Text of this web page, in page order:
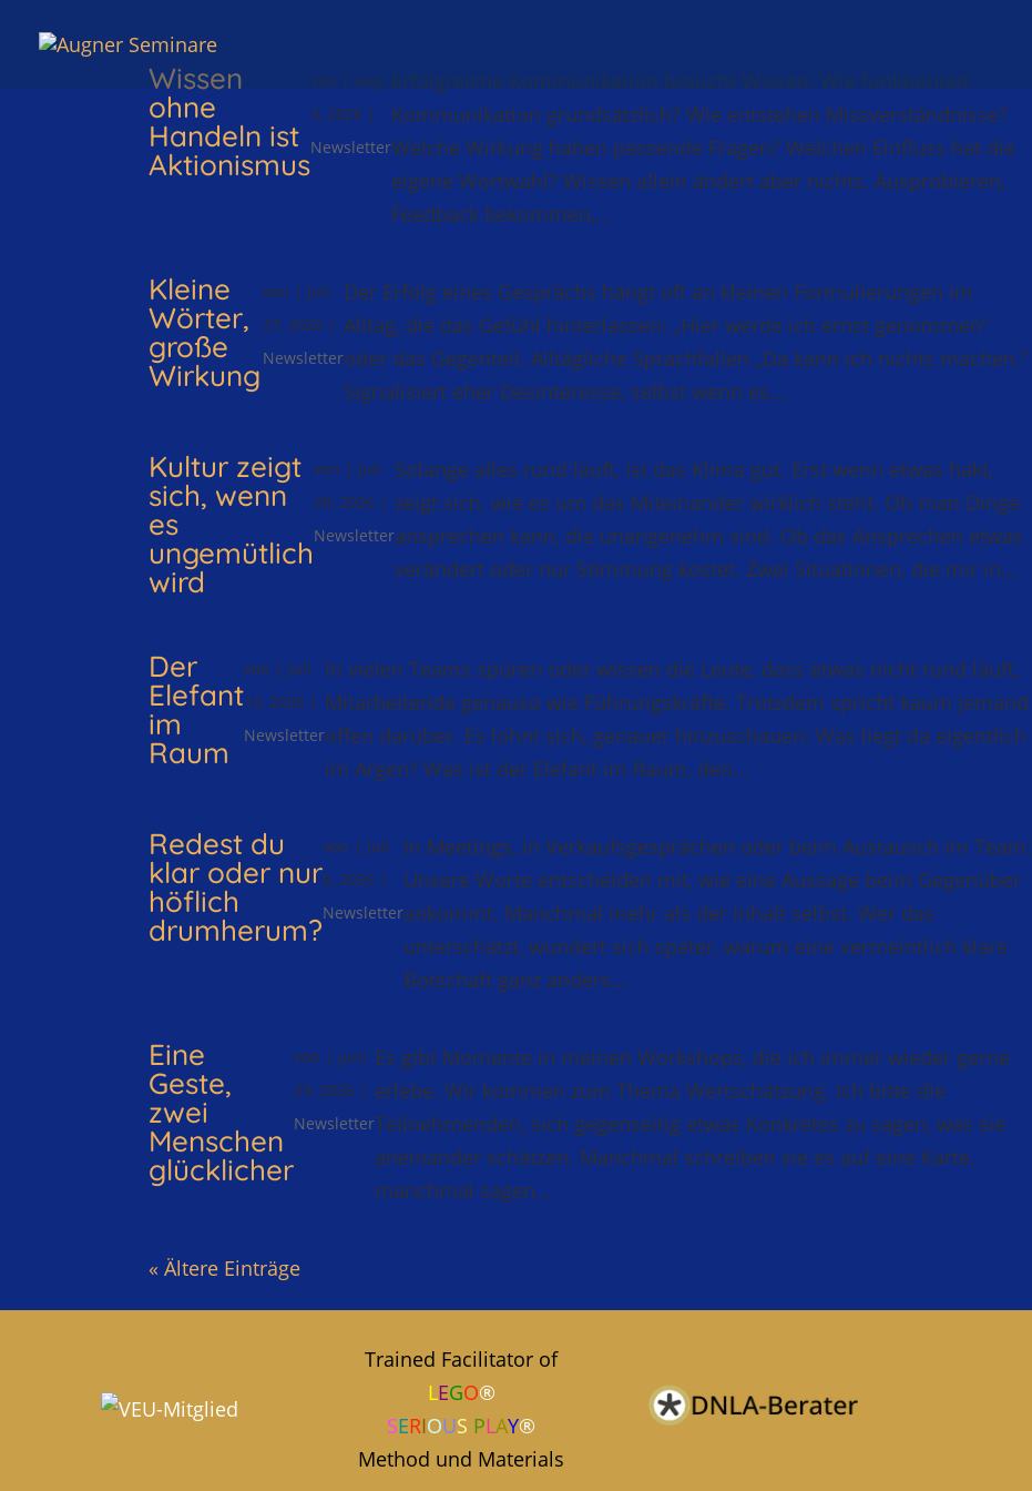
Wissen
ohne
Handeln ist
Aktionismus
von |Aug.
3, 2026 |
Newsletter
Erfolgreiche Kommunikation braucht Wissen. Wie funktioniert
Kommunikation grundsätzlich? Wie entstehen Missverständnisse?
Welche Wirkung haben passende Fragen? Welchen Einfluss hat die
eigene Wortwahl? Wissen allein ändert aber nichts. Ausprobieren,
Feedback bekommen,...
Kleine
Wörter,
große
Wirkung
von | Juli
27, 2026 |
Newsletter
Der Erfolg eines Gesprächs hängt oft an kleinen Formulierungen im
Alltag, die das Gefühl hinterlassen: „Hier werde ich ernst genommen“
oder das Gegenteil. Alltägliche Sprachfallen „Da kann ich nichts machen.“
Signalisiert eher Desinteresse, selbst wenn es...
Kultur zeigt
sich, wenn
es
ungemütlich
wird
von | Juli
20, 2026 |
Newsletter
Solange alles rund läuft, ist das Klima gut. Erst wenn etwas hakt,
zeigt sich, wie es um das Miteinander wirklich steht. Ob man Dinge
ansprechen kann, die unangenehm sind. Ob das Ansprechen etwas
verändert oder nur Stimmung kostet. Zwei Situationen, die mir in...
Der
Elefant
im
Raum
von | Juli
13, 2026 |
Newsletter
In vielen Teams spüren oder wissen die Leute, dass etwas nicht rund läuft,
Mitarbeitende genauso wie Führungskräfte. Trotzdem spricht kaum jemand
offen darüber. Es lohnt sich, genauer hinzuschauen: Was liegt da eigentlich
im Argen? Was ist der Elefant im Raum, den...
Redest du
klar oder nur
höflich
drumherum?
von | Juli
6, 2026 |
Newsletter
In Meetings, in Verkaufsgesprächen oder beim Austausch im Team:
Unsere Worte entscheiden mit, wie eine Aussage beim Gegenüber
ankommt. Manchmal mehr als der Inhalt selbst. Wer das
unterschätzt, wundert sich später, warum eine vermeintlich klare
Botschaft ganz anders...
Eine
Geste,
zwei
Menschen
glücklicher
von | Juni
29, 2026 |
Newsletter
Es gibt Momente in meinen Workshops, die ich immer wieder gerne
erlebe. Wir kommen zum Thema Wertschätzung. Ich bitte die
Teilnehmenden, sich gegenseitig etwas Konkretes zu sagen, was sie
aneinander schätzen. Manchmal schreiben sie es auf eine Karte,
manchmal sagen...
« Ältere Einträge
Trained Facilitator of
LEGO®
SERIOUS PLAY®
Method und Materials